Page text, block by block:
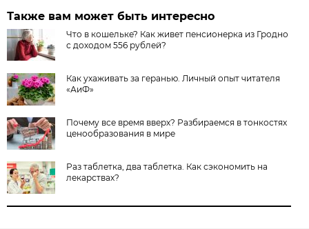
Также вам может быть интересно
Что в кошельке? Как живет пенсионерка из Гродно
с доходом 556 рублей?
Как ухаживать за геранью. Личный опыт читателя
«АиФ»
Почему все время вверх? Разбираемся в тонкостях
ценообразования в мире
Раз таблетка, два таблетка. Как сэкономить на
лекарствах?